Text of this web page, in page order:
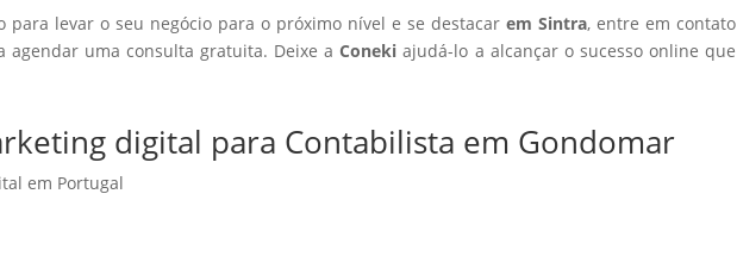
para levar o seu negócio para o próximo nível e se destacarem Sintra, entre em contato
agendar uma consulta gratuita. Deixe aConeki ajudá-lo a alcançar o sucesso online que
digital para Contabilista em Gondomar
em Portugal